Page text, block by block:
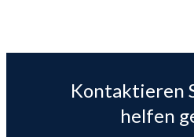
Kontaktieren
helfen